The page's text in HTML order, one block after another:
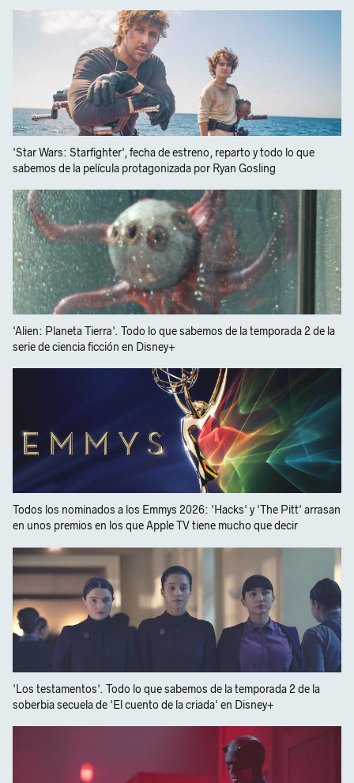
'Star Wars: Starfighter', fecha de estreno, reparto y todo lo que
sabemos de la película protagonizada por Ryan Gosling
'Alien: Planeta Tierra'. Todo lo que sabemos de la temporada 2 de la
serie de ciencia ficción en Disney+
Todos los nominados a los Emmys 2026: 'Hacks' y 'The Pitt' arrasan
en unos premios en los que Apple TV tiene mucho que decir
'Los testamentos'. Todo lo que sabemos de la temporada 2 de la
soberbia secuela de 'El cuento de la criada' en Disney+